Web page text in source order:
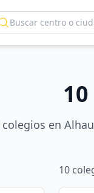
colegios en
10